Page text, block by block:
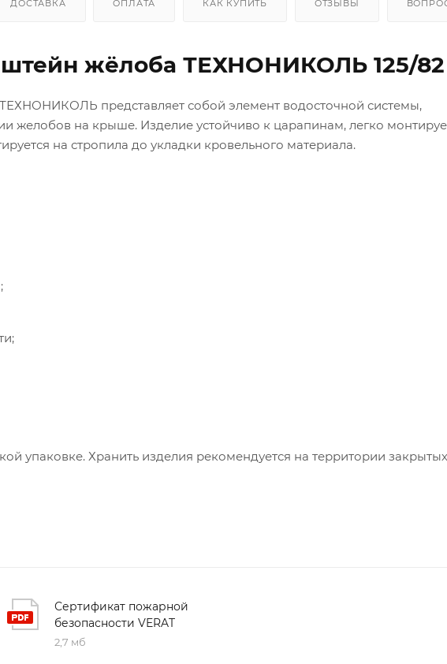
ДОСТАВКА ОПЛАТА КАК КУПИТЬ ОТЗЫВЫ
жёлоба ТЕХНОНИКОЛЬ 125/82
представляет собой элемент водосточной системы,
желобов на крыше. Изделие устойчиво к царапинам, легко
на стропила до укладки кровельного материала.
упаковке. Хранить изделия рекомендуется на территории закрытых
Сертификат пожарной
безопасности VERAT
2,7 мб